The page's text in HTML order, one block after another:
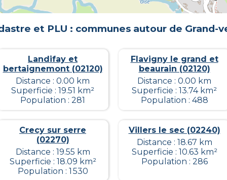
et PLU : communes autour de Grand-
Landifay et
bertaignemont (02120)
Distance : 0.00 km
Superficie : 19.51 km²
Population : 281
Flavigny le grand et
beaurain (02120)
Distance : 0.00 km
Superficie : 13.74 km²
Population : 488
Crecy sur serre
(02270)
Distance : 19.55 km
Superficie : 18.09 km²
Population : 1 530
Villers le sec (02240)
Distance : 18.67 km
Superficie : 10.63 km²
Population : 286